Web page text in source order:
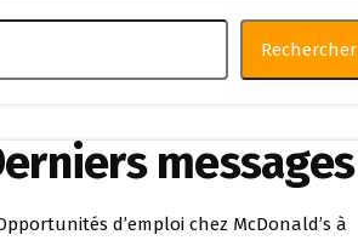
Rechercher
messages
d’emploi chez McDonald’s à